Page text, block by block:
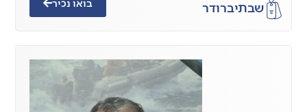
שבתיברודר בואו נכיר